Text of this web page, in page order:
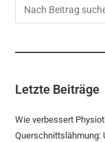
Letzte Beiträge
Wie verbessert
Querschnittslähmung: